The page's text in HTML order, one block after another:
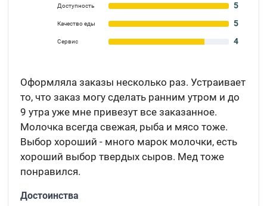
Доступность 5
Качество еды 5
Сервис 4
Оформляла заказы несколько раз. Устраивает
то, что заказ могу сделать ранним утром и до
9 утра уже мне привезут все заказанное.
Молочка всегда свежая, рыба и мясо тоже.
Выбор хороший - много марок молочки, есть
хороший выбор твердых сыров. Мед тоже
понравился.
Достоинства